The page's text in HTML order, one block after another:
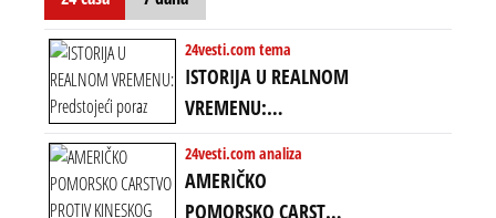
uprkos 22.
amandmanu
24vesti.com tema
ISTORIJA U REALNOM
VREMENU:
Predstojeći poraz
Amerike u Iranu
uvodi eru
24vesti.com analiza
AMERIČKO
POMORSKO CARSTVO